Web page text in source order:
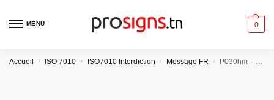
MENU 0
Accueil / ISO 7010 / ISO7010 Interdiction / Message FR / P030hm – Ne pas faire de nœuds avec la corde